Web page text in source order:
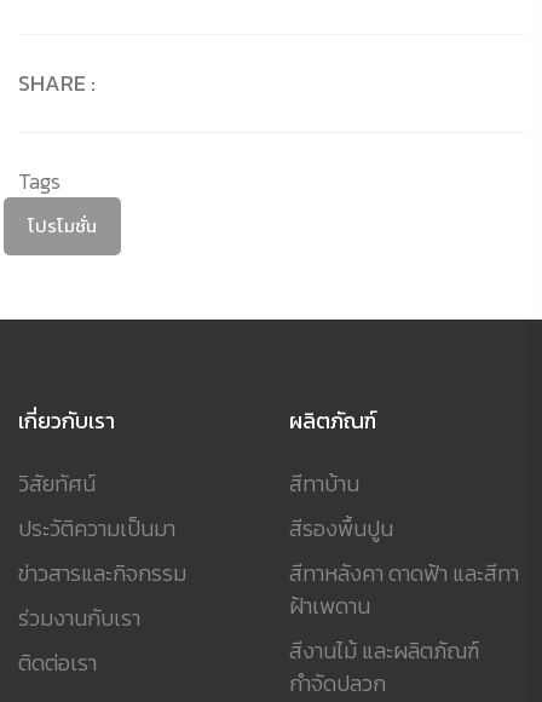
SHARE :
Tags
โปรโมชั่น
เกี่ยวกับเรา
วิสัยทัศน์
ประวัติความเป็นมา
ข่าวสารและกิจกรรม
ร่วมงานกับเรา
ติดต่อเรา
ผลิตภัณฑ์
สีทาบ้าน
สีรองพื้นปูน
สีทาหลังคา ดาดฟ้า และสีทา
ฝ้าเพดาน
สีงานไม้ และผลิตภัณฑ์
กำจัดปลวก